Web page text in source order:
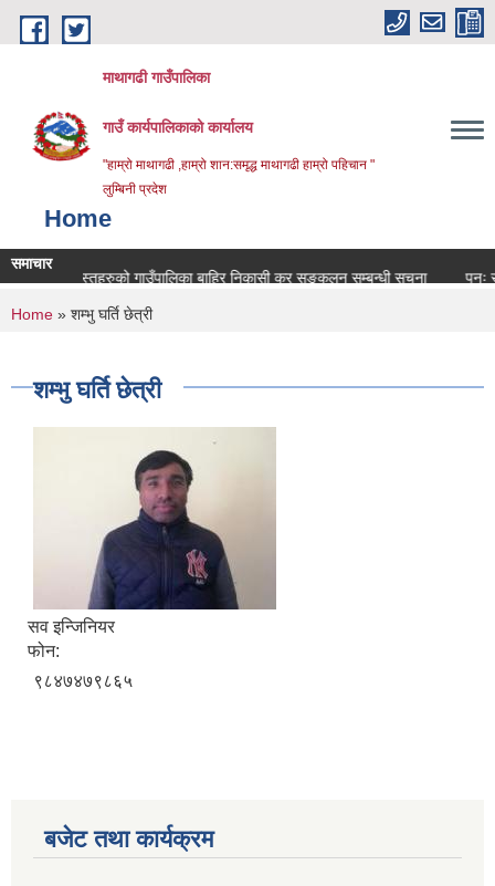
Skip to main content
माथागढी गाउँपालिका
गाउँ कार्यपालिकाको कार्यालय
"हाम्रो माथागढी ,हाम्रो शान:समृद्ध माथागढी हाम्रो पहिचान "
लुम्बिनी प्रदेश
Home
समाचार
वस्तुहरुको गाउँपालिका बाहिर निकासी कर सङ्कलन सम्बन्धी सूचना
पुनः
You are here
Home » शम्भु घर्ति छेत्री
शम्भु घर्ति छेत्री
सव इन्जिनियर
फोन:
९८४७४७९८६५
बजेट तथा कार्यक्रम